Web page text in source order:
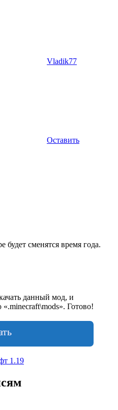
Vladik77
Оставить
будет сменятся время года.
данный мод, и
Готово!
1.19